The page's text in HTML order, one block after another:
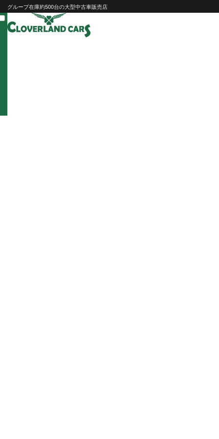
Skip
to
content
グループ在庫約500台の大型中古車販売店